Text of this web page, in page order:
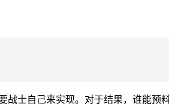
士自己来实现。对于结果，谁能预